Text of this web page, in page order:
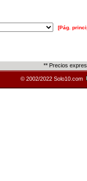
[Pág.
** Precios
© 2002/2022 Solo10.com